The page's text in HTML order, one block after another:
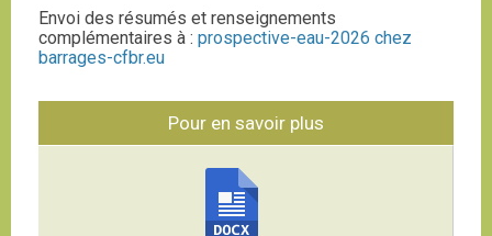
Envoi des résumés et renseignements
complémentaires à : prospective-eau-2026 chez
barrages-cfbr.eu
Pour en savoir plus